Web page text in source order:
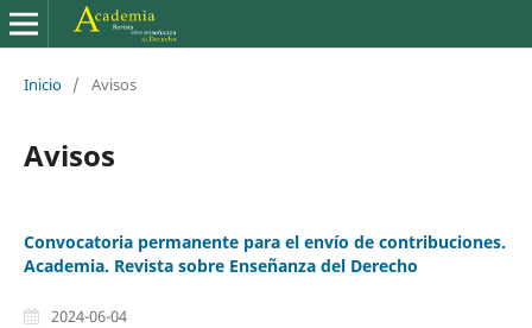
Inicio / Avisos
Avisos
Convocatoria permanente para el envío de contribuciones.
Academia. Revista sobre Enseñanza del Derecho
2024-06-04